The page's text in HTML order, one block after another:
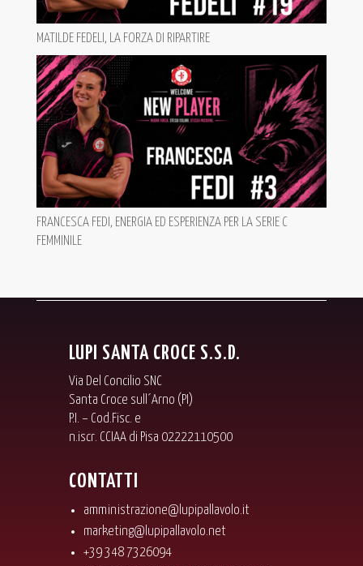
MATILDE FEDELI, LA FORZA DI RIPARTIRE
FRANCESCA FEDI, ENERGIA ED ESPERIENZA PER LA SERIE C
FEMMINILE
LUPI SANTA CROCE S.S.D.
Via Del Concilio SNC
Santa Croce sull´Arno (PI)
P.I. – Cod.Fisc. e
n.iscr. CCIAA di Pisa 02222110500
CONTATTI
amministrazione@lupipallavolo.it
marketing@lupipallavolo.net
+39 348 7326094